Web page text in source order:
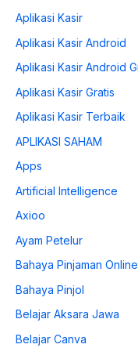
Aplikasi Kasir
Aplikasi Kasir Android
Aplikasi Kasir Android
Aplikasi Kasir Gratis
Aplikasi Kasir Terbaik
APLIKASI SAHAM
Apps
Artificial Intelligence
Axioo
Ayam Petelur
Bahaya Pinjaman Online
Bahaya Pinjol
Belajar Aksara Jawa
Belajar Canva